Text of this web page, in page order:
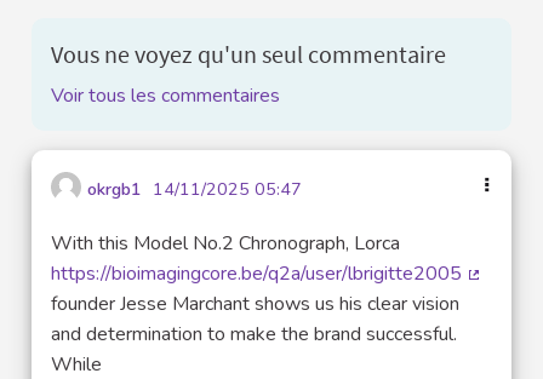
Vous ne voyez qu'un seul commentaire
Voir tous les commentaires
okrgb1 14/11/2025 05:47
With this Model No.2 Chronograph, Lorca
https://bioimagingcore.be/q2a/user/lbrigitte2005
founder Jesse Marchant shows us his clear vision
and determination to make the brand successful.
While